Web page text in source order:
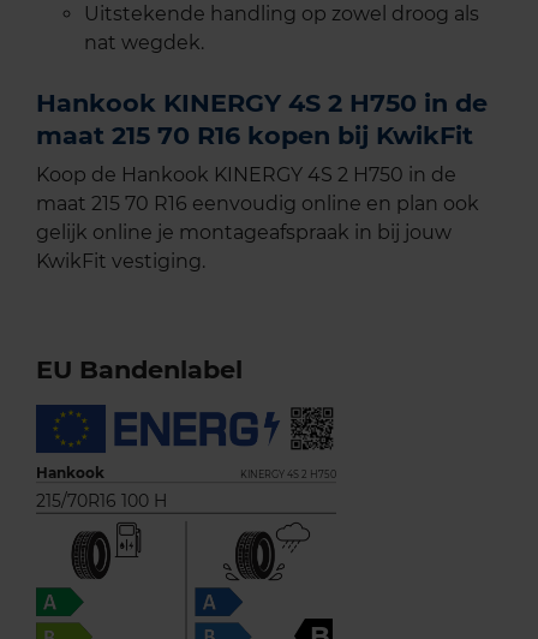
Uitstekende handling op zowel droog als
nat wegdek.
Hankook KINERGY 4S 2 H750 in de
maat 215 70 R16 kopen bij KwikFit
Koop de Hankook KINERGY 4S 2 H750 in de
maat 215 70 R16 eenvoudig online en plan ook
gelijk online je montageafspraak in bij jouw
KwikFit vestiging.
EU Bandenlabel
Hankook KINERGY 4S 2 H750
215/70R16 100 H